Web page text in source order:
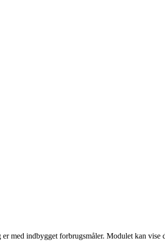
med indbygget forbrugsmåler. Modulet kan